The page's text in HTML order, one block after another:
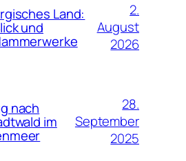
Land:
und
2.
August
2026
nach
im
28.
September
2025